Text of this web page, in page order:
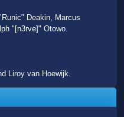
Deakin, Marcus
"[n3rve]" Otowo.
Liroy van Hoewijk.